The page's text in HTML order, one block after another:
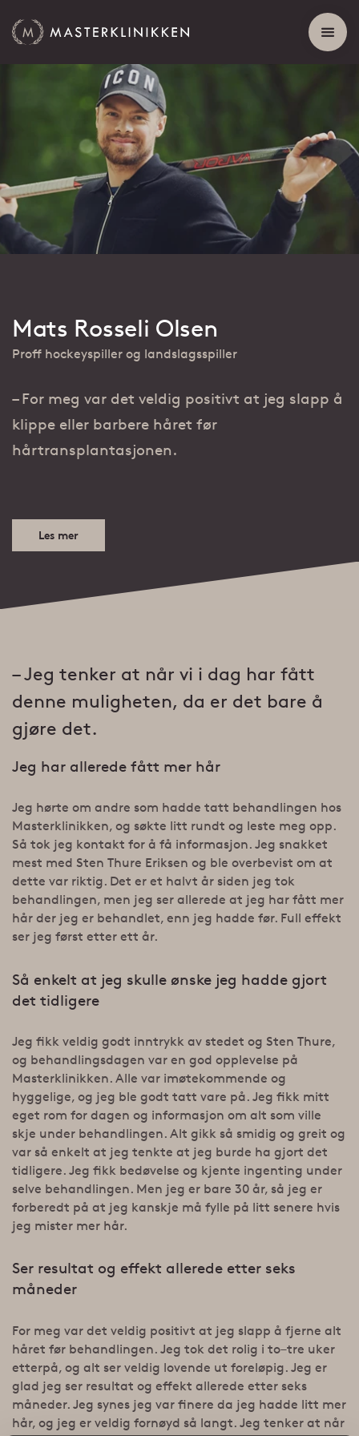
Mats Rosseli Olsen
Proff hockeyspiller og landslagsspiller
– For meg var det veldig positivt at jeg slapp å
klippe eller barbere håret før
hårtransplantasjonen.
Les mer
– Jeg tenker at når vi i dag har fått
denne muligheten, da er det bare å
gjøre det.
Jeg har allerede fått mer hår
Jeg hørte om andre som hadde tatt behandlingen hos
Masterklinikken, og søkte litt rundt og leste meg opp.
Så tok jeg kontakt for å få informasjon. Jeg snakket
mest med Sten Thure Eriksen og ble overbevist om at
dette var riktig. Det er et halvt år siden jeg tok
behandlingen, men jeg ser allerede at jeg har fått mer
hår der jeg er behandlet, enn jeg hadde før. Full effekt
ser jeg først etter ett år.
Så enkelt at jeg skulle ønske jeg hadde gjort
det tidligere
Jeg fikk veldig godt inntrykk av stedet og Sten Thure,
og behandlingsdagen var en god opplevelse på
Masterklinikken. Alle var imøtekommende og
hyggelige, og jeg ble godt tatt vare på. Jeg fikk mitt
eget rom for dagen og informasjon om alt som ville
skje under behandlingen. Alt gikk så smidig og greit og
var så enkelt at jeg tenkte at jeg burde ha gjort det
tidligere. Jeg fikk bedøvelse og kjente ingenting under
selve behandlingen. Men jeg er bare 30 år, så jeg er
forberedt på at jeg kanskje må fylle på litt senere hvis
jeg mister mer hår.
Ser resultat og effekt allerede etter seks
måneder
For meg var det veldig positivt at jeg slapp å fjerne alt
håret før behandlingen. Jeg tok det rolig i to–tre uker
etterpå, og alt ser veldig lovende ut foreløpig. Jeg er
glad jeg ser resultat og effekt allerede etter seks
måneder. Jeg synes jeg var finere da jeg hadde litt mer
hår, og jeg er veldig fornøyd så langt. Jeg tenker at når